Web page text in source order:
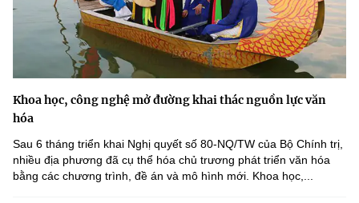
Khoa học, công nghệ mở đường khai thác nguồn lực văn
hóa
Sau 6 tháng triển khai Nghị quyết số 80-NQ/TW của Bộ Chính trị,
nhiều địa phương đã cụ thể hóa chủ trương phát triển văn hóa
bằng các chương trình, đề án và mô hình mới. Khoa học,...